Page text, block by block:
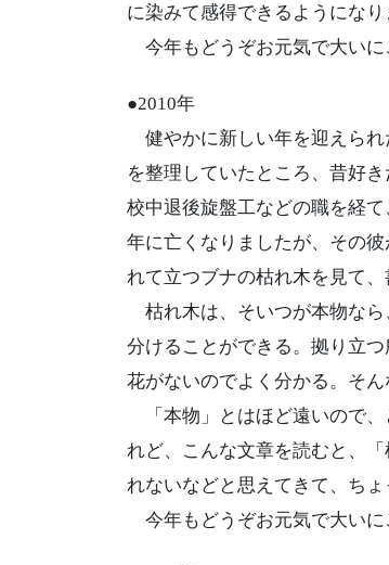
に染みて感得できるようになり
今年もどうぞお元気で大いに
●2010年
健やかに新しい年を迎えられ
を整理していたところ、昔好
校中退後旋盤工などの職を経
年に亡くなりましたが、その
れて立つブナの枯れ木を見て、
枯れ木は、そいつが本物なら
分けることができる。拠り立
花がないのでよく分かる。そん
「本物」とはほど遠いので、
れど、こんな文章を読むと、
れないなどと思えてきて、ちょ
今年もどうぞお元気で大いに